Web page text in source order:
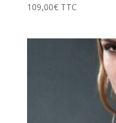
109,00€ TTC